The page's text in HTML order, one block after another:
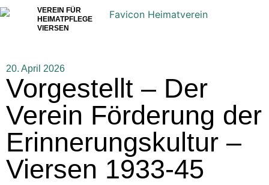
VEREIN FÜR
HEIMATPFLEGE
VIERSEN
20. April 2026
Vorgestellt – Der
Verein Förderung der
Erinnerungskultur –
Viersen 1933-45